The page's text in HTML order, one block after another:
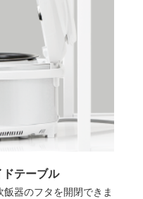
テーブル
器のフタを開閉できま